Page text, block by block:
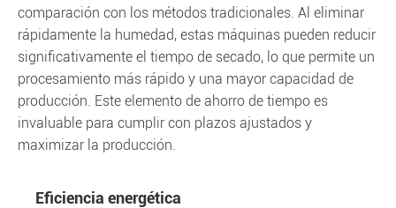
comparación con los métodos tradicionales. Al eliminar
rápidamente la humedad, estas máquinas pueden reducir
significativamente el tiempo de secado, lo que permite un
procesamiento más rápido y una mayor capacidad de
producción. Este elemento de ahorro de tiempo es
invaluable para cumplir con plazos ajustados y
maximizar la producción.
Eficiencia energética